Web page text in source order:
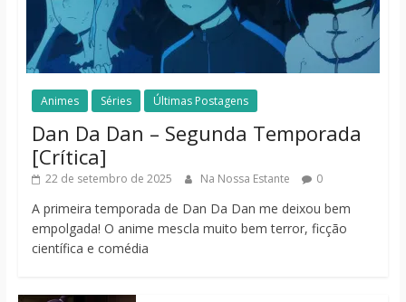
Animes Séries Últimas Postagens
Dan Da Dan – Segunda Temporada
[Crítica]
22 de setembro de 2025 Na Nossa Estante 0
A primeira temporada de Dan Da Dan me deixou bem
empolgada! O anime mescla muito bem terror, ficção
científica e comédia